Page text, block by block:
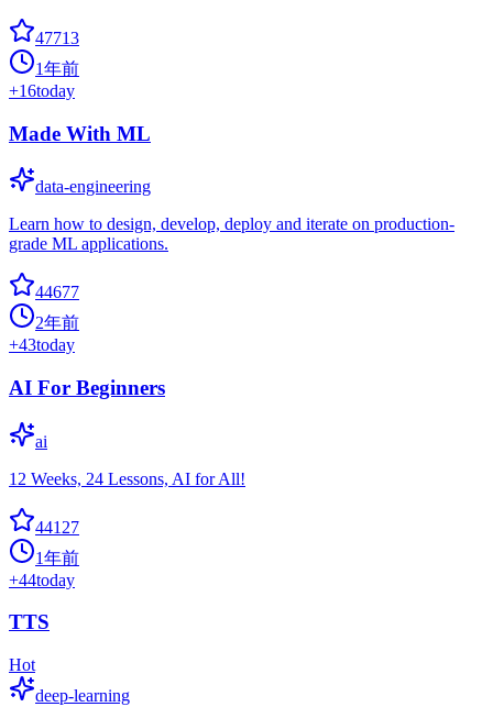
47713
1年前
+16today
Made With ML
data-engineering
Learn how to design, develop, deploy and iterate on production-
grade ML applications.
44677
2年前
+43today
AI For Beginners
ai
12 Weeks, 24 Lessons, AI for All!
44127
1年前
+44today
TTS
Hot
deep-learning